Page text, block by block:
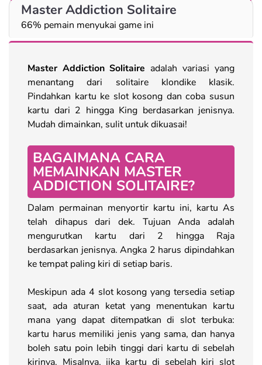
Master Addiction Solitaire
66% pemain menyukai game ini
Master Addiction Solitaire adalah variasi yang
menantang dari solitaire klondike klasik.
Pindahkan kartu ke slot kosong dan coba susun
kartu dari 2 hingga King berdasarkan jenisnya.
Mudah dimainkan, sulit untuk dikuasai!
BAGAIMANA CARA
MEMAINKAN MASTER
ADDICTION SOLITAIRE?
Dalam permainan menyortir kartu ini, kartu As
telah dihapus dari dek. Tujuan Anda adalah
mengurutkan kartu dari 2 hingga Raja
berdasarkan jenisnya. Angka 2 harus dipindahkan
ke tempat paling kiri di setiap baris.
Meskipun ada 4 slot kosong yang tersedia setiap
saat, ada aturan ketat yang menentukan kartu
mana yang dapat ditempatkan di slot terbuka:
kartu harus memiliki jenis yang sama, dan hanya
boleh satu poin lebih tinggi dari kartu di sebelah
kirinya. Misalnya, jika kartu di sebelah kiri slot